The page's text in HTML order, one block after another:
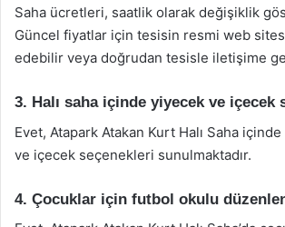
Saha ücretleri, saatlik olarak değişiklik
Güncel fiyatlar için tesisin resmi web
edebilir veya doğrudan tesisle iletişime
3. Halı saha içinde yiyecek ve içecek
Evet, Atapark Atakan Kurt Halı Saha
ve içecek seçenekleri sunulmaktadır.
4. Çocuklar için futbol okulu